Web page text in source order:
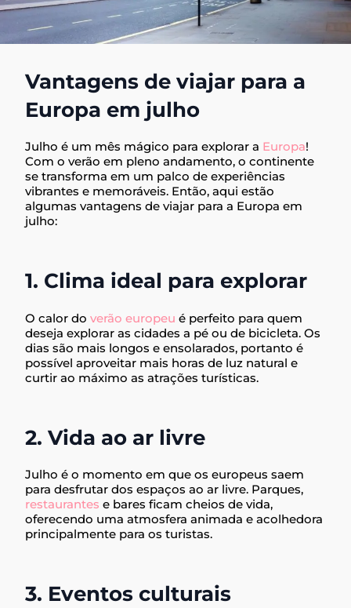
Vantagens de viajar para a
Europa em julho
Julho é um mês mágico para explorar a Europa!
Com o verão em pleno andamento, o continente
se transforma em um palco de experiências
vibrantes e memoráveis. Então, aqui estão
algumas vantagens de viajar para a Europa em
julho:
1. Clima ideal para explorar
O calor doverão europeu é perfeito para quem
deseja explorar as cidades a pé ou de bicicleta. Os
dias são mais longos e ensolarados, portanto é
possível aproveitar mais horas de luz natural e
curtir ao máximo as atrações turísticas.
2. Vida ao ar livre
Julho é o momento em que os europeus saem
para desfrutar dos espaços ao ar livre. Parques,
restaurantes e bares ficam cheios de vida,
oferecendo uma atmosfera animada e acolhedora
principalmente para os turistas.
3. Eventos culturais